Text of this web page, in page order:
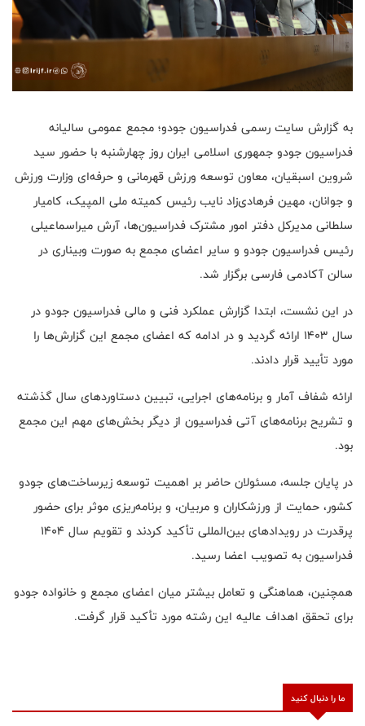
به گزارش سایت رسمی فدراسیون جودو؛ مجمع عمومی سالیانه
فدراسیون جودو جمهوری اسلامی ایران روز چهارشنبه با حضور سید
شروین اسبقیان، معاون توسعه ورزش قهرمانی و حرفه‌ای وزارت ورزش
و جوانان، مهین فرهادی‌زاد نایب رئیس کمیته ملی المپیک، کامیار
سلطانی مدیرکل دفتر امور مشترک فدراسیون‌ها، آرش میراسماعیلی
رئیس فدراسیون جودو و سایر اعضای مجمع به صورت وبیناری در
سالن آکادمی فارسی برگزار شد.
در این نشست، ابتدا گزارش عملکرد فنی و مالی فدراسیون جودو در
سال ۱۴۰۳ ارائه گردید و در ادامه که اعضای مجمع این گزارش‌ها را
مورد تأیید قرار دادند.
ارائه شفاف آمار و برنامه‌های اجرایی، تبیین دستاوردهای سال گذشته
و تشریح برنامه‌های آتی فدراسیون از دیگر بخش‌های مهم این مجمع
بود.
در پایان جلسه، مسئولان حاضر بر اهمیت توسعه زیرساخت‌های جودو
کشور، حمایت از ورزشکاران و مربیان، و برنامه‌ریزی موثر برای حضور
پرقدرت در رویدادهای بین‌المللی تأکید کردند و تقویم سال ۱۴۰۴
فدراسیون به تصویب اعضا رسید.
همچنین، هماهنگی و تعامل بیشتر میان اعضای مجمع و خانواده جودو
برای تحقق اهداف عالیه این رشته مورد تأکید قرار گرفت.
ما را دنبال کنید